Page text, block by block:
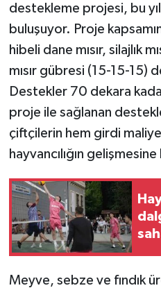
destekleme projesi, bu
buluşuyor. Proje
hibeli dane mısır, silajlık
mısır gübresi (15-15-15)
Destekler 70 dekara
proje ile sağlanan
çiftçilerin hem girdi
hayvancılığın gelişmesine
Meyve, sebze ve fındık